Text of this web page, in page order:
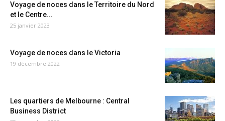
Voyage de noces dans le Territoire du Nord
et le Centre...
25 janvier 2023
Voyage de noces dans le Victoria
19 décembre 2022
Les quartiers de Melbourne : Central
Business District